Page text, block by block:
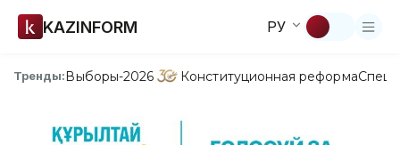
KAZINFORM РУ
Тренды:Выборы-2026 Конституционная реформа